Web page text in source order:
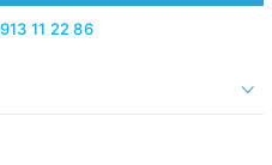
11 22 86